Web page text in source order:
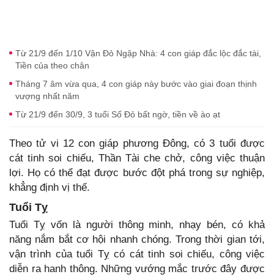
Từ 21/9 đến 1/10 Vận Đỏ Ngập Nhà: 4 con giáp đắc lộc đắc tài,
Tiền của theo chân
Tháng 7 âm vừa qua, 4 con giáp này bước vào giai đoạn thịnh
vượng nhất năm
Từ 21/9 đến 30/9, 3 tuổi Số Đỏ bất ngờ, tiền về ào ạt
Theo tử vi 12 con giáp phương Đông, có 3 tuổi được
cát tinh soi chiếu, Thần Tài che chở, công việc thuận
lợi. Họ có thể đạt được bước đột phá trong sự nghiệp,
khẳng định vị thế.
Tuổi Tỵ
Tuổi Tỵ vốn là người thông minh, nhạy bén, có khả
năng nắm bắt cơ hội nhanh chóng. Trong thời gian tới,
vận trình của tuổi Tỵ có cát tinh soi chiếu, công việc
diễn ra hanh thông. Những vướng mắc trước đây được